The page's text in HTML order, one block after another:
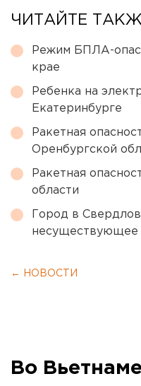
ЧИТАЙТЕ
Режим БПЛА-
крае
Ребенка на
Екатеринбурге
Ракетная
Оренбургской
Ракетная
области
Город в
несуществующее
← НОВОСТИ
Во